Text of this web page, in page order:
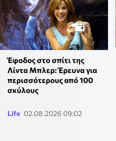
Έφοδος στο σπίτι της
Λίντα Μπλερ: Έρευνα για
περισσότερους από 100
σκύλους
Life 02.08.2026 09:02